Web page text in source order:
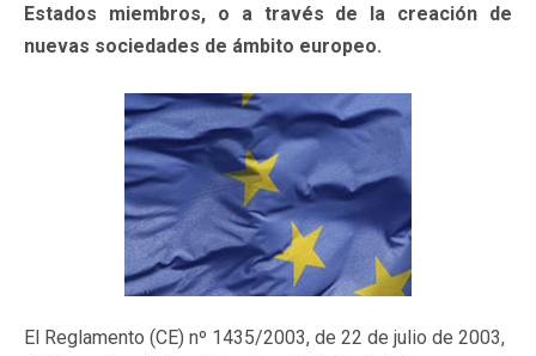
Estados miembros, o a través de la creación de
nuevas sociedades de ámbito europeo.
El Reglamento (CE) nº 1435/2003, de 22 de julio de 2003,